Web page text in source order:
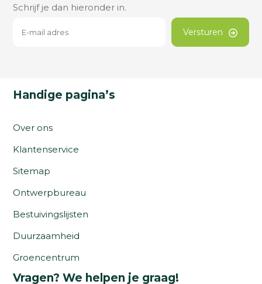
Schrijf je dan hieronder in.
Versturen
Handige pagina’s
Over ons
Klantenservice
Sitemap
Ontwerpbureau
Bestuivingslijsten
Duurzaamheid
Groencentrum
Vragen? We helpen je graag!